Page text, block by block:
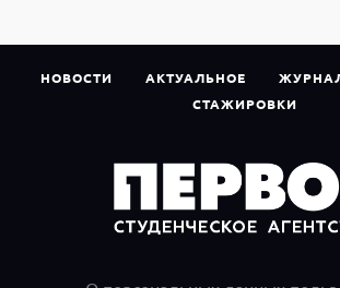
НОВОСТИ АКТУАЛЬНОЕ
СТАЖИРОВКИ